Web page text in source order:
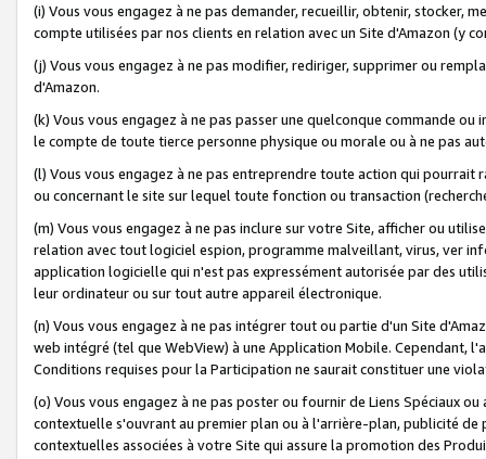
(i) Vous vous engagez à ne pas demander, recueillir, obtenir, stocker,
compte utilisées par nos clients en relation avec un Site d'Amazon (y
(j) Vous vous engagez à ne pas modifier, rediriger, supprimer ou
d'Amazon.
(k) Vous vous engagez à ne pas passer une quelconque commande
le compte de toute tierce personne physique ou morale ou à ne pas
(l) Vous vous engagez à ne pas entreprendre toute action qui
ou concernant le site sur lequel toute fonction ou transaction
(m) Vous vous engagez à ne pas inclure sur votre Site, afficher ou
relation avec tout logiciel espion, programme malveillant, virus, ver
application logicielle qui n'est pas expressément autorisée par des
leur ordinateur ou sur tout autre appareil électronique.
(n) Vous vous engagez à ne pas intégrer tout ou partie d'un Site
web intégré (tel que WebView) à une Application Mobile. Cependant,
Conditions requises pour la Participation ne saurait constituer une
(o) Vous vous engagez à ne pas poster ou fournir de Liens Spéciaux
contextuelle s'ouvrant au premier plan ou à l'arrière-plan, publicité
contextuelles associées à votre Site qui assure la promotion des